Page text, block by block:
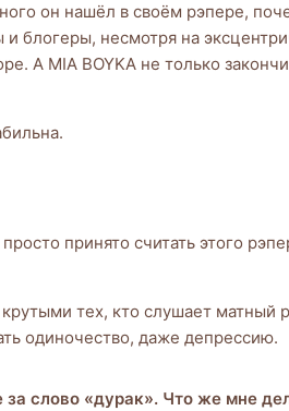
он нашёл в своём рэпере,
блогеры, несмотря на
А MIA BOYKA не только
принято считать этого
тех, кто слушает матный
одиночество, даже депрессию.
слово «дурак». Что же мне